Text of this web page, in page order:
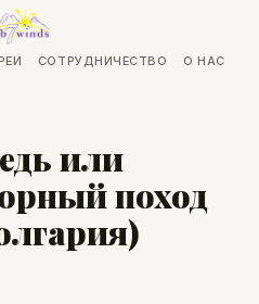
СОТРУДНИЧЕСТВО О НАС
или
поход